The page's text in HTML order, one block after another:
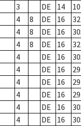
3 DE 14
4 8 DE 16
4 8 DE 16
4 8 DE 16
4 DE 16
4 DE 16 29
4 DE 16 29
4 DE 16 29
4 DE 16
4 DE 16